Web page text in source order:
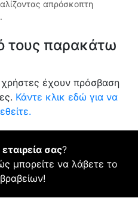
απρόσκοπτη
τους παρακάτω
έχουν πρόσβαση
Κάντε κλικ εδώ για να
σας?
μπορείτε να λάβετε το